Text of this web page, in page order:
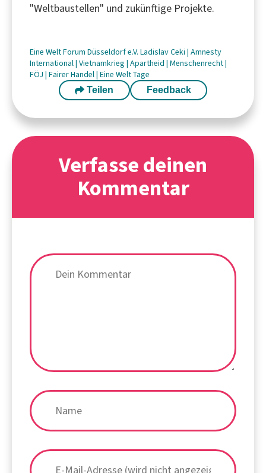
"Weltbaustellen" und zukünftige Projekte.
Eine Welt Forum Düsseldorf e.V. Ladislav Ceki | Amnesty
International| Vietnamkrieg | Apartheid | Menschenrecht|
FÖJ | Fairer Handel| Eine Welt Tage
Teilen Feedback
Verfasse deinen
Kommentar